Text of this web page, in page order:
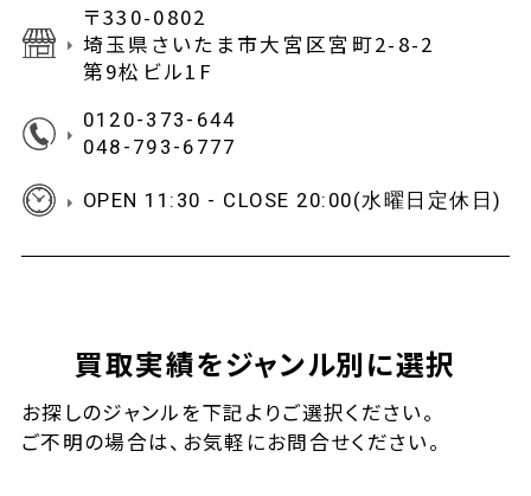
〒330-0802
埼玉県さいたま市大宮区宮町2-8-2
第9松ビル1F
0120-373-644
048-793-6777
OPEN 11:30 - CLOSE 20:00(水曜日定休日)
買取実績をジャンル別に選択
お探しのジャンルを下記よりご選択ください。
ご不明の場合は、お気軽にお問合せください。